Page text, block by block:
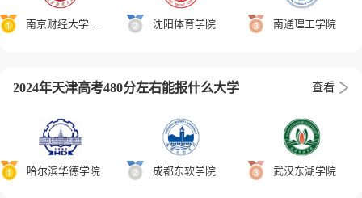
南京财经大学红山学院 沈阳体育学院 南通理工学院
2024年天津高考480分左右能报什么大学 查看
哈尔滨华德学院 成都东软学院 武汉东湖学院